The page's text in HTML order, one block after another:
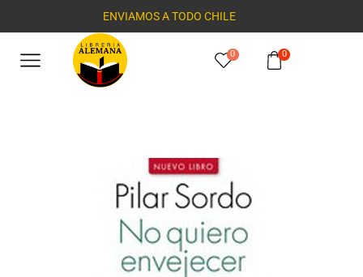
ENVIAMOS A TODO CHILE
0 0